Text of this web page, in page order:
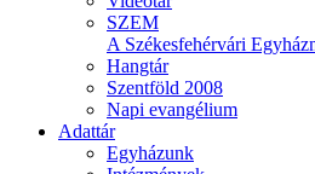
SZEM
A Székesfehérvári
Hangtár
Szentföld 2008
Napi evangélium
Adattár
Egyházunk